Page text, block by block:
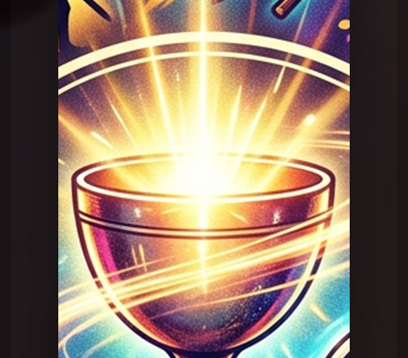
Question Graal Graal V2 - 99 musique
Question Graal Graal V2 - 98 musique
Question Graal Graal V2 - 97 musique
Question Graal Graal V2 - 96 musique
Question Graal Graal V2 - 95 musique